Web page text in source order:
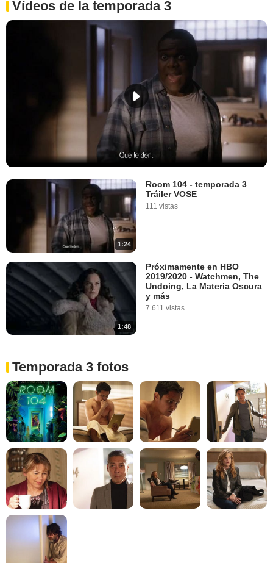
Vídeos de la temporada 3
1:24
Room 104 - temporada 3
Tráiler VOSE
111 vistas
1:48
Próximamente en HBO
2019/2020 - Watchmen, The
Undoing, La Materia Oscura
y más
7.611 vistas
Temporada 3 fotos